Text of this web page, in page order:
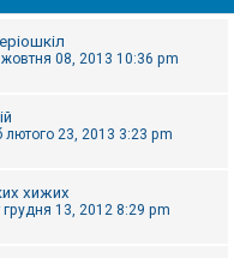
жовтня 08, 2013 10:36 pm
лютого 23, 2013 3:23 pm
хижих
грудня 13, 2012 8:29 pm